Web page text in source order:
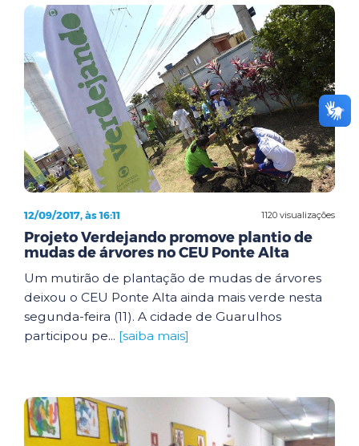
1120 visualizações
12/09/2017, às 16:11
Projeto Verdejando promove plantio de
mudas de árvores no CEU Ponte Alta
Um mutirão de plantação de mudas de árvores
deixou o CEU Ponte Alta ainda mais verde nesta
segunda-feira (11). A cidade de Guarulhos
participou pe... [saiba mais]